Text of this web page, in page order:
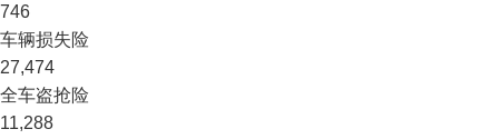
746
车辆损失险
27,474
全车盗抢险
11,288